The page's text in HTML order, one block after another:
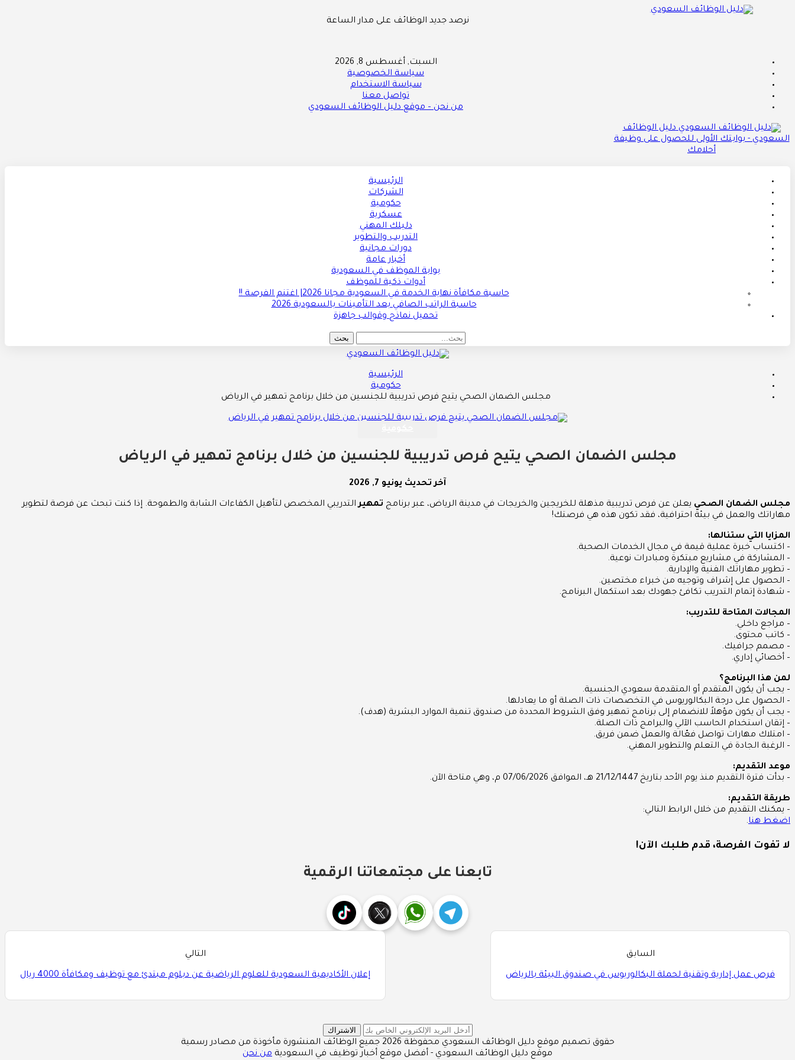
نرصد جديد الوظائف على مدار الساعة
السبت, أغسطس 8, 2026
سياسة الخصوصية
سياسة الاستخدام
تواصل معنا
من نحن – موقع دليل الوظائف السعودي
دليل الوظائف
السعودي - بوابتك الأولى للحصول على وظيفة
أحلامك
الرئيسية
الشركات
حكومية
عسكرية
دليلك المهني
التدريب والتطوير
دورات مجانية
أخبار عامة
بوابة الموظف في السعودية
أدوات ذكية للموظف
حاسبة مكافأة نهاية الخدمة في السعودية مجانا 2026| اغتنم الفرصة !!
حاسبة الراتب الصافي بعد التأمينات بالسعودية 2026
تحميل نماذج وقوالب جاهزة
الرئيسية
حكومية
مجلس الضمان الصحي يتيح فرص تدريبية للجنسين من خلال برنامج تمهير في الرياض
مجلس الضمان الصحي يتيح فرص تدريبية للجنسين من خلال برنامج تمهير في الرياض
آخر تحديث يونيو 7, 2026
مجلس الضمان الصحي يعلن عن فرص تدريبية مذهلة للخريجين والخريجات في مدينة الرياض، عبر برنامج تمهيرالتدريبي المخصص لتأهيل الكفاءات الشابة والطموحة. إذا كنت تبحث عن فرصة لتطوير
مهاراتك والعمل في بيئة احترافية، فقد تكون هذه هي فرصتك!
المزايا التي ستنالها:
– اكتساب خبرة عملية قيمة في مجال الخدمات الصحية.
– المشاركة في مشاريع مبتكرة ومبادرات نوعية.
– تطوير مهاراتك الفنية والإدارية.
– الحصول على إشراف وتوجيه من خبراء مختصين.
– شهادة إتمام التدريب تكافئ جهودك بعد استكمال البرنامج.
المجالات المتاحة للتدريب:
– مراجع داخلي.
– كاتب محتوى.
– مصمم جرافيك.
– أخصائي إداري.
لمن هذا البرنامج؟
– يجب أن يكون المتقدم أو المتقدمة سعودي الجنسية.
– الحصول على درجة البكالوريوس في التخصصات ذات الصلة أو ما يعادلها.
– يجب أن يكون مؤهلاً للانضمام إلى برنامج تمهير وفق الشروط المحددة من صندوق تنمية الموارد البشرية (هدف).
– إتقان استخدام الحاسب الآلي والبرامج ذات الصلة.
– امتلاك مهارات تواصل فعّالة والعمل ضمن فريق.
– الرغبة الجادة في التعلم والتطوير المهني.
موعد التقديم:
– بدأت فترة التقديم منذ يوم الأحد بتاريخ 21/12/1447 هـ، الموافق 07/06/2026 م، وهي متاحة الآن.
طريقة التقديم:
– يمكنك التقديم من خلال الرابط التالي:
اضغط هنا.
لا تفوت الفرصة، قدم طلبك الآن!
تابعنا على مجتمعاتنا الرقمية
السابق
فرص عمل إدارية وتقنية لحملة البكالوريوس في صندوق البيئة بالرياض
التالي
إعلان الأكاديمية السعودية للعلوم الرياضية عن دبلوم مبتدئ مع توظيف ومكافأة 4000 ريال
الاشتراك
حقوق تصميم موقع دليل الوظائف السعودي محفوظة 2026 جميع الوظائف المنشورة مأخوذة من مصادر رسمية
موقع دليل الوظائف السعودي - أفضل موقع أخبار توظيف في السعودية من نحن